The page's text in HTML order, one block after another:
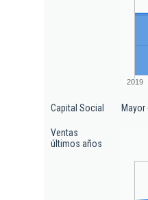
2019
Capital Social Mayor
Ventas
últimos años